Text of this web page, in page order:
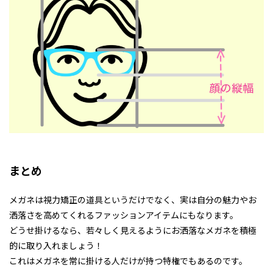
まとめ
メガネは視力矯正の道具というだけでなく、実は自分の魅力やお
洒落さを高めてくれるファッションアイテムにもなります。
どうせ掛けるなら、若々しく見えるようにお洒落なメガネを積極
的に取り入れましょう！
これはメガネを常に掛ける人だけが持つ特権でもあるのです。